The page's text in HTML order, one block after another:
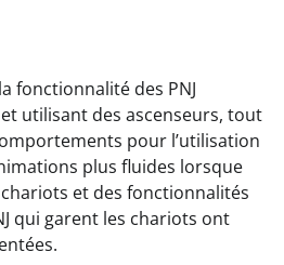
fonctionnalité des PNJ
utilisant des ascenseurs, tout
pour l’utilisation
plus fluides lorsque
chariots et des fonctionnalités
qui garent les chariots ont